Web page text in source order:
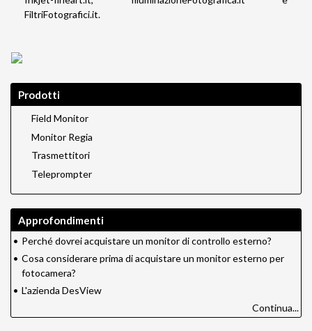
FiltriFotografici.it.
Prodotti
Field Monitor
Monitor Regia
Trasmettitori
Teleprompter
Approfondimenti
• Perché dovrei acquistare un monitor di controllo esterno?
• Cosa considerare prima di acquistare un monitor esterno per
fotocamera?
• L'azienda DesView
Continua...